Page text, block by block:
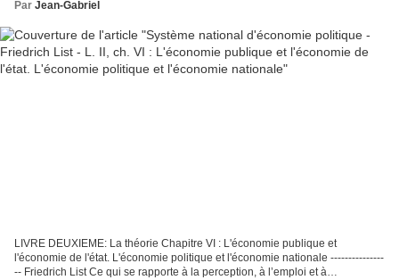
Par Jean-Gabriel
LIVRE DEUXIEME: La théorie Chapitre VI : L'économie publique et
l'économie de l'état. L'économie politique et l'économie nationale ---------------
-- Friedrich List Ce qui se rapporte à la perception, à l’emploi et à